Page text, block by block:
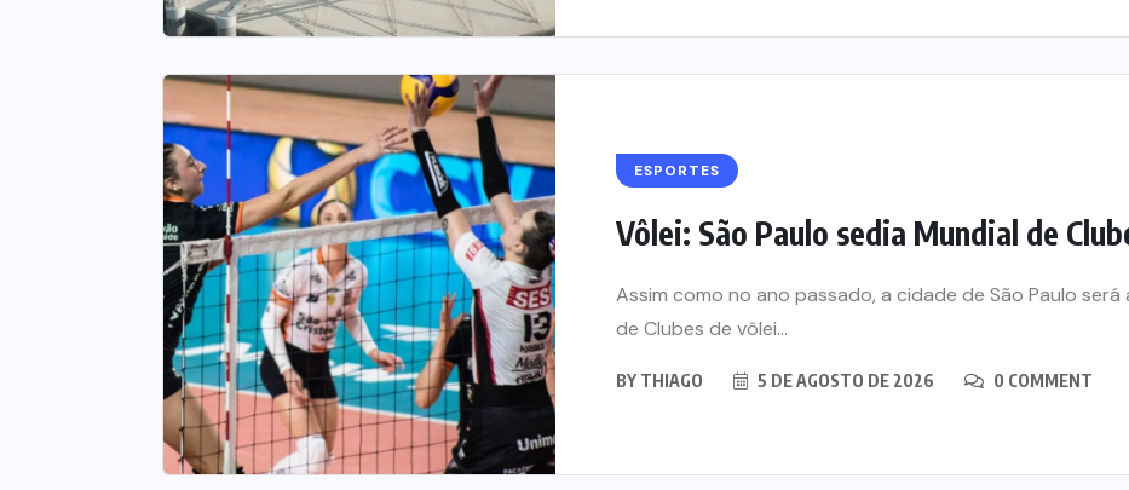
ESPORTES
Vôlei: São Paulo sedia Mundial de
Assim como no ano passado, a cidade de São Paulo
de Clubes de vôlei...
BY THIAGO 5 DE AGOSTO DE 2026 0 COMMENT